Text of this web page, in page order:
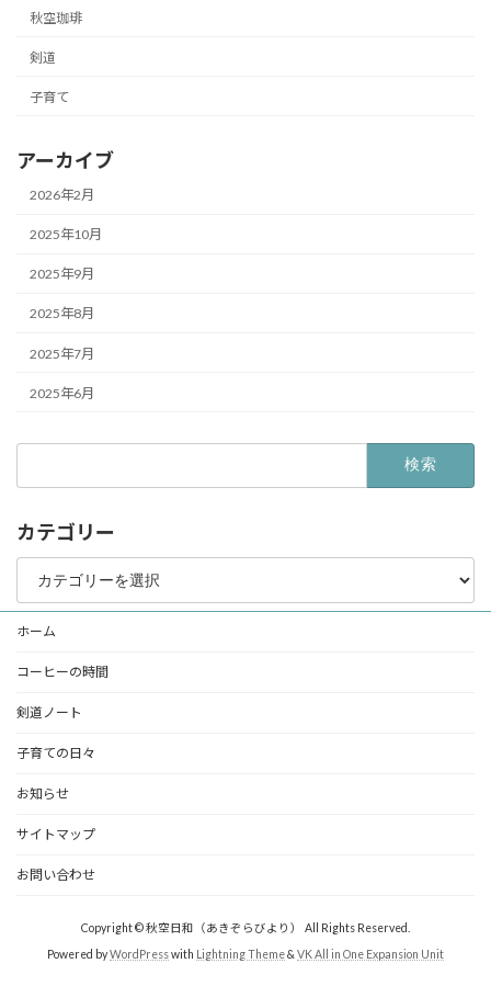
秋空珈琲
剣道
子育て
アーカイブ
2026年2月
2025年10月
2025年9月
2025年8月
2025年7月
2025年6月
カテゴリー
カ
ゴ
リ
ホーム
コーヒーの時間
剣道ノート
子育ての日々
お知らせ
サイトマップ
お問い合わせ
Copyright © 秋空日和（あきぞらびより） All Rights Reserved.
Powered byWordPresswith Lightning Theme& VK All in One Expansion Unit